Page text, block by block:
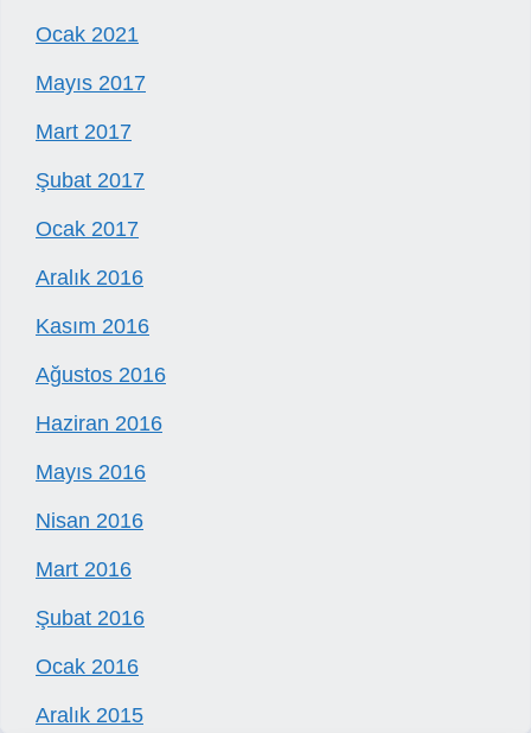
Ocak 2021
Mayıs 2017
Mart 2017
Şubat 2017
Ocak 2017
Aralık 2016
Kasım 2016
Ağustos 2016
Haziran 2016
Mayıs 2016
Nisan 2016
Mart 2016
Şubat 2016
Ocak 2016
Aralık 2015